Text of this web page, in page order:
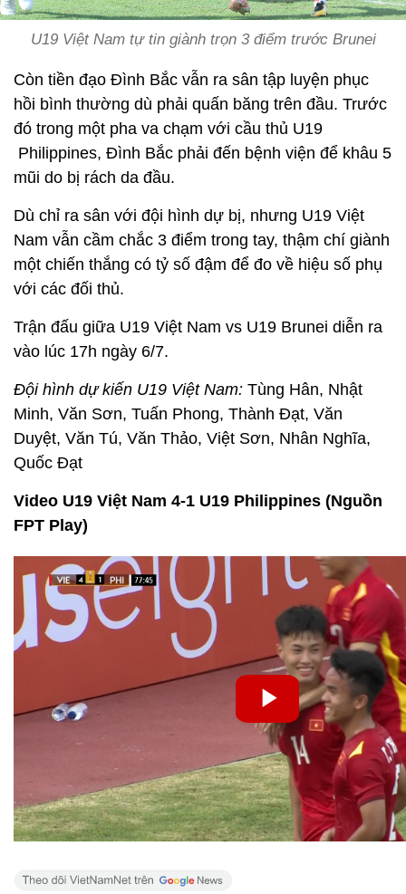
U19 Việt Nam tự tin giành trọn 3 điểm trước Brunei
Còn tiền đạo Đình Bắc vẫn ra sân tập luyện phục
hồi bình thường dù phải quấn băng trên đầu. Trước
đó trong một pha va chạm với cầu thủ U19
Philippines, Đình Bắc phải đến bệnh viện để khâu 5
mũi do bị rách da đầu.
Dù chỉ ra sân với đội hình dự bị, nhưng U19 Việt
Nam vẫn cầm chắc 3 điểm trong tay, thậm chí giành
một chiến thắng có tỷ số đậm để đo về hiệu số phụ
với các đối thủ.
Trận đấu giữa U19 Việt Nam vs U19 Brunei diễn ra
vào lúc 17h ngày 6/7.
Đội hình dự kiến U19 Việt Nam: Tùng Hân, Nhật
Minh, Văn Sơn, Tuấn Phong, Thành Đạt, Văn
Duyệt, Văn Tú, Văn Thảo, Việt Sơn, Nhân Nghĩa,
Quốc Đạt
Video U19 Việt Nam 4-1 U19 Philippines (Nguồn
FPT Play)